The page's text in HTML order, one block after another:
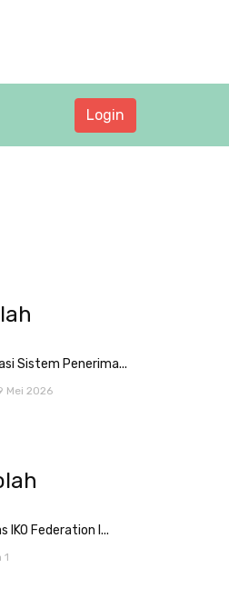
Login
Sistem Penerima...
Mei 2026
IKO Federation I...